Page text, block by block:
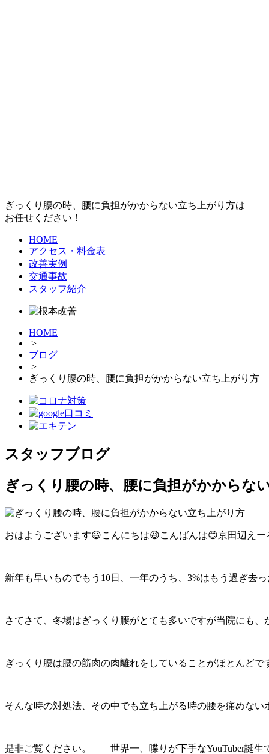
ぎっくり腰の時、腰に負担がかからない立ち上がり方は
お任せください！
HOME
アクセス・料金表
改善実例
交通事故
スタッフ紹介
HOME
>
ブログ
>
ぎっくり腰の時、腰に負担がかからない立ち上がり方
スタッフブログ
ぎっくり腰の時、腰に負担がかからな
おはようございます😃こんにちは😆こんばんは😊京田辺え
新年も早いものでもう10日、一年のうち、3%はもう過ぎ去
さてさて、冬場はぎっくり腰がとても多いですが当院にも
ぎっくり腰は腰の筋肉の肉離れをしていることがほとんどで
そんな時の対処法、その中でも立ち上がる時の腰を痛めない
是非ご覧ください。 世界一、喋りが下手なYouTuber誕生